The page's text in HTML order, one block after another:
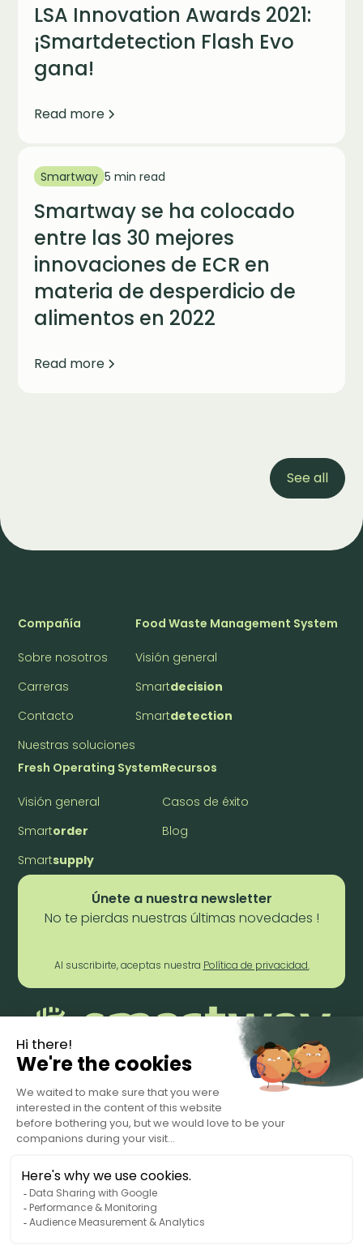
LSA Innovation Awards 2021:
¡Smartdetection Flash Evo
gana!
Read more
Smartway 5 min read
Smartway se ha colocado
entre las 30 mejores
innovaciones de ECR en
materia de desperdicio de
alimentos en 2022
Read more
See all
Compañía
Sobre nosotros
Carreras
Contacto
Nuestras soluciones
Food Waste Management System
Visión general
Smartdecision
Smartdetection
Fresh Operating System
Visión general
Smartorder
Smartsupply
Recursos
Casos de éxito
Blog
Únete a nuestra newsletter
No te pierdas nuestras últimas novedades !
Al suscribirte, aceptas nuestra Política de privacidad.
Términos del servicio
Privacy Policy
Data Processing Agreement